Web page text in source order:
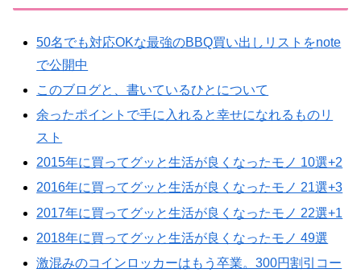
50名でも対応OKな最強のBBQ買い出しリストをnote
で公開中
このブログと、書いているひとについて
余ったポイントで手に入れると幸せになれるものリ
スト
2015年に買ってグッと生活が良くなったモノ 10選+2
2016年に買ってグッと生活が良くなったモノ 21選+3
2017年に買ってグッと生活が良くなったモノ 22選+1
2018年に買ってグッと生活が良くなったモノ 49選
激混みのコインロッカーはもう卒業。300円割引コー